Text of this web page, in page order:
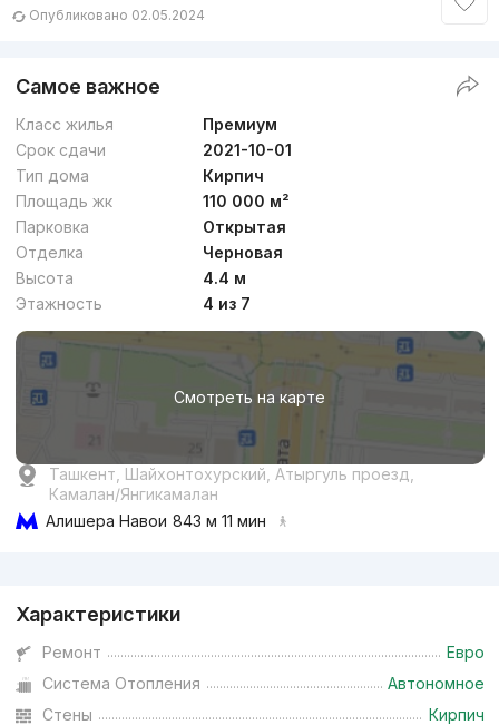
Опубликовано 02.05.2024
Самое важное
Класс жилья
Премиум
Срок сдачи
2021-10-01
Тип дома
Кирпич
Площадь жк
110 000 м²
Парковка
Открытая
Отделка
Черновая
Высота
4.4 м
Этажность
4 из 7
Смотреть на карте
Ташкент, Шайхонтохурский, Атыргуль проезд,
Камалан/Янгикамалан
Алишера Навои 843 м 11 мин
Характеристики
Ремонт
Евро
Система Отопления
Автономное
Стены
Кирпич